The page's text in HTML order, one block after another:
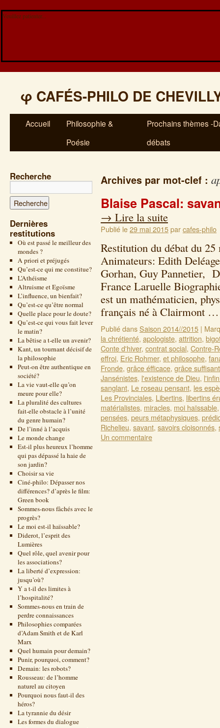
Veuillez patienter...
φ CAFÉS-PHILO DE
Accueil
Philosophie &
Poésie
Prochains thèmes -
débats
Recherche
Dernières
restitutions
Où est passé le meilleur des
mondes ?
A priori et préjugés
Qu’est-ce qui me constitue?
L’Athéisme
Altruisme et Egoïsme
L’influence, un bienfait?
Qu’est-ce qu’être normal
Quelle place pour le doute?
Qu’est-ce qui vous fait lever
le matin?
La bêtise a t-elle un avenir?
Kant, un tournant décisif de
la philosophie
Peut-on être authentique en
société?
La vie vaut-elle qu’on
meure pour elle?
La pluralité des cultures
fait-elle obstacle à l’unité
du genre humain?
De l’inné à l’acquis
Le monde change
Est-il plus heureux l’homme
qui pas dépassé la haie de
son jardin?
Choisir sa vie
Ciné-philo: Dépasser nos
différences? d’après le film:
Green book
Sommes-nous fâchés avec le
progrès?
Le moi est-il haïssable?
Diderot, l’esprit des
Lumières
Quel rôle, quel avenir pour
les associations?
La liberté d’expression:
jusqu’où?
Y a t-il des limites à
l’hospitalité?
Sommes-nous en train de
perdre connaissances
Philosophies comparées
d’Adam Smith et de Karl
Marx
Quel humain pour demain?
Punir, pourquoi, comment?
Demain: les robots?
Rousseau: de l’homme
naturel au citoyen
Pourquoi nous faut-il des
héros?
La tyrannie du désir
Les formes du dialogue
Archives par mot-clef :
Blaise Pascal:
→ Lire la suite
Publié le29 mai 2015parcafes-philo
Restitution du débat du
Animateurs: Edith
Gorhan, Guy Pannetier,
France Laruelle
est un mathématicien,
français né à Clairmont
Publié dansSaison 2014//2015 |
la chrétienté, apologiste, attrition,
Conte d'hiver, contrat social, Contre-
effroi, Eric Rohmer, et philosophe,
Fronde, grâce éfficace, grâce
Jansénistes, l'existence de Dieu,
sanglant, Le roseau pensant, les
Les Provinciales, Libertins, libertins
matérialistes, miracles, moi haïssable
pensées, peurs métaphysiques,
Richelieu, savant, savoirs cloisonnés,
Un commentaire